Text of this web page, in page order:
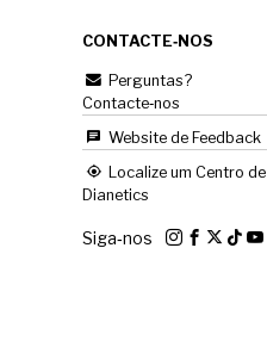
CONTACTE‑NOS
Perguntas?
Contacte‑nos
Website de Feedback
Localize um Centro de
Dianetics
Siga‑nos